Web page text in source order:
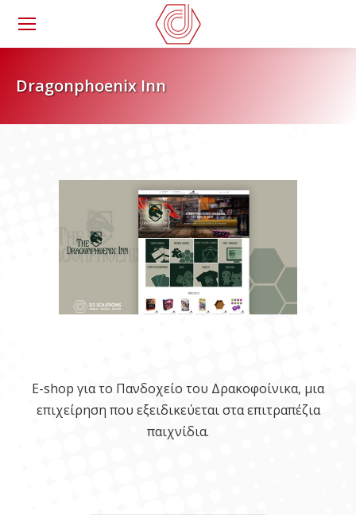
Dragonphoenix Inn
You are here:
E-shop για το Πανδοχείο του Δρακοφοίνικα, μια
επιχείρηση που εξειδικεύεται στα επιτραπέζια
παιχνίδια.